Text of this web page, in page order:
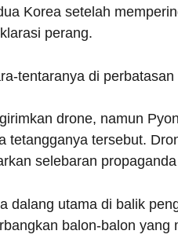
Korea setelah
perang.
tentaranya di
drone, namun
tetangganya tersebut.
selebaran
dalang utama di balik
balon-balon yang